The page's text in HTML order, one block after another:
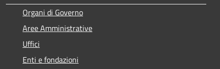
Organi di Governo
Aree Amministrative
Uffici
Enti e fondazioni